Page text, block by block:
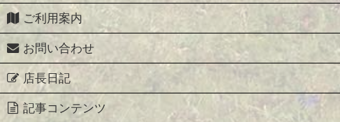
ご利用案内
お問い合わせ
店長日記
記事コンテンツ